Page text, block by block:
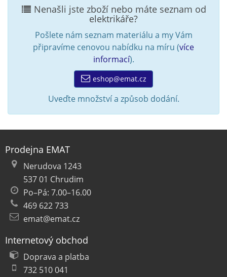
Nenašli jste zboží nebo máte seznam od
elektrikáře?
Pošlete nám seznam materiálu a my Vám
připravíme cenovou nabídku na míru (více
informací).
eshop@emat.cz
Uveďte množství a způsob dodání.
Prodejna EMAT
Nerudova 1243
537 01 Chrudim
Po–Pá: 7.00–16.00
469 622 733
emat@emat.cz
Internetový obchod
Doprava a platba
732 510 041